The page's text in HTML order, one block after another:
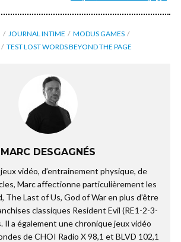
JOURNAL INTIME
MODUS GAMES
TEST LOST WORDS BEYOND THE PAGE
MARC DESGAGNÉS
vidéo, d’entrainement physique, de
Marc affectionne particulièrement les
The Last of Us, God of War en plus d’être
classiques Resident Evil (RE1-2-3-
Il a également une chronique jeux vidéo
de CHOI Radio X 98,1 et BLVD 102,1